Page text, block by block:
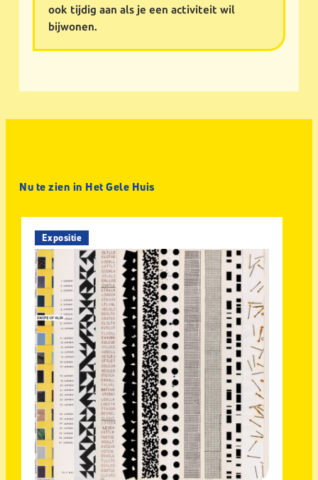
ook tijdig aan als je een activiteit wil
bijwonen.
Nu te zien in Het Gele Huis
Expositie